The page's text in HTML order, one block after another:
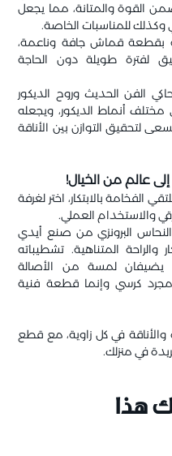
القوة والمتانة، مما يجعل
وكذلك للمناسبات الخاصة.
بقطعة قماش جافة وناعمة،
لفترة طويلة دون الحاجة
الفن الحديث وروح الديكور
أنماط الديكور، ويجعله
لتحقيق التوازن بين الأناقة
عالم من الخيال!
الفخامة بالابتكار، اختر لغرفة
والاستخدام العملي.
البرونزي من صنع أيدي
والراحة المتناهية. تشطيباته
يضيفان لمسة من الأصالة
مجرد كرسي وإنما قطعة فنية
في كل زاوية، مع قطع
في منزلك.
هذا